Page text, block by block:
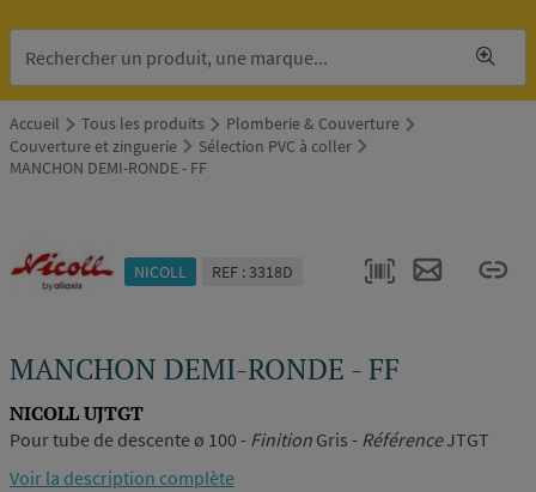
Accueil Tous les produits
Plomberie & Couverture
Couverture et zinguerie
Sélection PVC à coller
MANCHON DEMI-RONDE - FF
NICOLL REF : 3318D
MANCHON DEMI-RONDE - FF
NICOLL UJTGT
Pour tube de descente ø 100 - Finition Gris - RéférenceJTGT
Voir la description complète